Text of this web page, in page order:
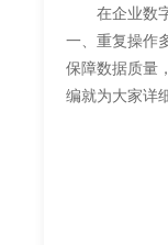
在企业数字
一、重复操作
保障数据质量
编就为大家详